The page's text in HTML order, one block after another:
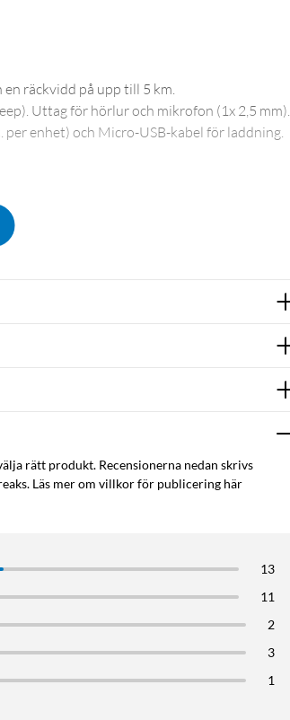
räckvidd på upp till 5 km.
Uttag för hörlur och mikrofon (1x 2,5 mm).
enhet) och Micro-USB-kabel för laddning.
rätt produkt. Recensionerna nedan skrivs
Läs mer om villkor för publicering här
13
11
2
3
1